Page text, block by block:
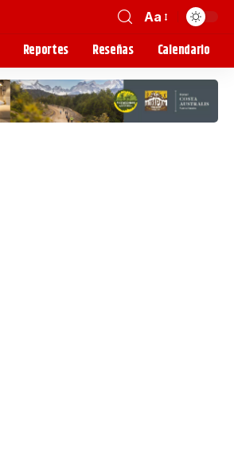
Aa
Reportes Reseñas Calendario